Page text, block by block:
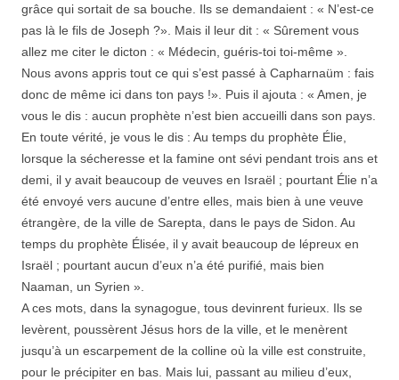
grâce qui sortait de sa bouche. Ils se demandaient : « N’est-ce
pas là le fils de Joseph ?». Mais il leur dit : « Sûrement vous
allez me citer le dicton : « Médecin, guéris-toi toi-même ».
Nous avons appris tout ce qui s’est passé à Capharnaüm : fais
donc de même ici dans ton pays !». Puis il ajouta : « Amen, je
vous le dis : aucun prophète n’est bien accueilli dans son pays.
En toute vérité, je vous le dis : Au temps du prophète Élie,
lorsque la sécheresse et la famine ont sévi pendant trois ans et
demi, il y avait beaucoup de veuves en Israël ; pourtant Élie n’a
été envoyé vers aucune d’entre elles, mais bien à une veuve
étrangère, de la ville de Sarepta, dans le pays de Sidon. Au
temps du prophète Élisée, il y avait beaucoup de lépreux en
Israël ; pourtant aucun d’eux n’a été purifié, mais bien
Naaman, un Syrien ».
A ces mots, dans la synagogue, tous devinrent furieux. Ils se
levèrent, poussèrent Jésus hors de la ville, et le menèrent
jusqu’à un escarpement de la colline où la ville est construite,
pour le précipiter en bas. Mais lui, passant au milieu d’eux,